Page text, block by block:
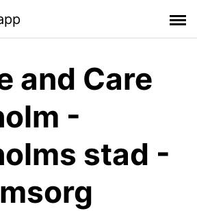
and Care
-
stad -